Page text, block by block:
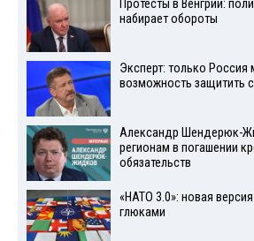
Протесты в Венгрии:
набирает обороты
Эксперт: только
возможность защитить
Александр Шендерюк-
регионам в погашении
обязательств
«НАТО 3.0»: новая
глюками